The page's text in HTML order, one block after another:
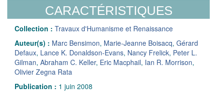
CARACTÉRISTIQUES
Collection : Travaux d'Humanisme et Renaissance
Auteur(s) : Marc Bensimon, Marie-Jeanne Boisacq, Gérard
Defaux, Lance K. Donaldson-Evans, Nancy Frelick, Peter L.
Gilman, Abraham C. Keller, Eric Macphail, Ian R. Morrison,
Olivier Zegna Rata
Publication : 1 juin 2008